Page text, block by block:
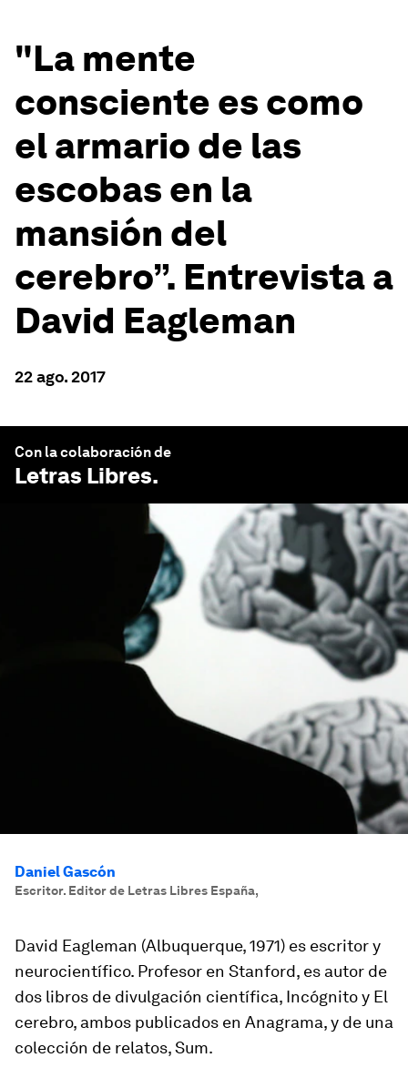
"La mente
consciente es como
el armario de las
escobas en la
mansión del
cerebro”. Entrevista a
David Eagleman
22 ago. 2017
Con la colaboración de
Letras Libres.
Daniel Gascón
Escritor. Editor de Letras Libres España,
David Eagleman (Albuquerque, 1971) es escritor y
neurocientífico. Profesor en Stanford, es autor de
dos libros de divulgación científica, Incógnitoy El
cerebro, ambos publicados en Anagrama, y de una
colección de relatos,Sum.